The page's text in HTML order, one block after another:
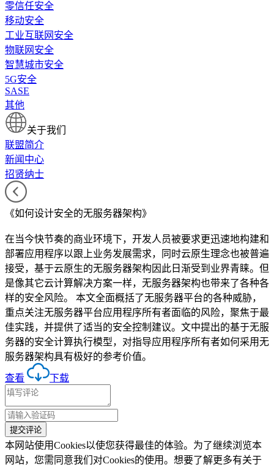
零信任安全
移动安全
工业互联网安全
物联网安全
智慧城市安全
5G安全
SASE
其他
关于我们
联盟简介
新闻中心
招贤纳士
《如何设计安全的无服务器架构》
在当今快节奏的商业环境下，开发人员被要求更迅速地构建和
部署应用程序以跟上业务发展需求，同时云原生理念也被普遍
接受，基于云原生的无服务器架构因此日渐受到业界青睐。但
是像其它云计算解决方案一样，无服务器架构也带来了各种各
样的安全风险。 本文全面概括了无服务器平台的各种威胁，
重点关注无服务器平台应用程序所有者面临的风险，聚焦于最
佳实践，并提供了适当的安全控制建议。文中提出的基于无服
务器的安全计算执行模型，对指导应用程序所有者如何采用无
服务器架构具有极好的参考价值。
查看 下载
本网站使用Cookies以使您获得最佳的体验。为了继续浏览本
网站，您需同意我们对Cookies的使用。想要了解更多有关于